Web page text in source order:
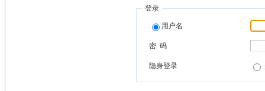
登录
用户名
密 码
隐身登录